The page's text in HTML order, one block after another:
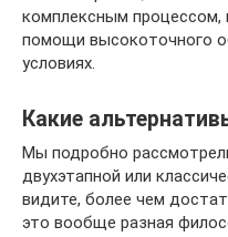
комплексным процессом,
помощи высокоточного
условиях.
Какие
Мы подробно
двухэтапной или
видите, более чем
это вообще разная